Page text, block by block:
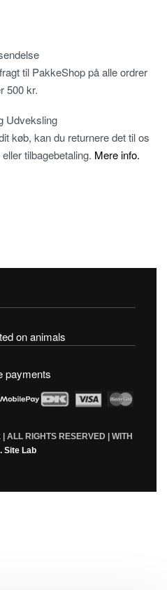
til PakkeShop på alle ordrer
500 kr.
Udveksling
køb, kan du returnere det til os
tilbagebetaling. Mere info.
payments
RIGHTS RESERVED | WITH
Site Lab